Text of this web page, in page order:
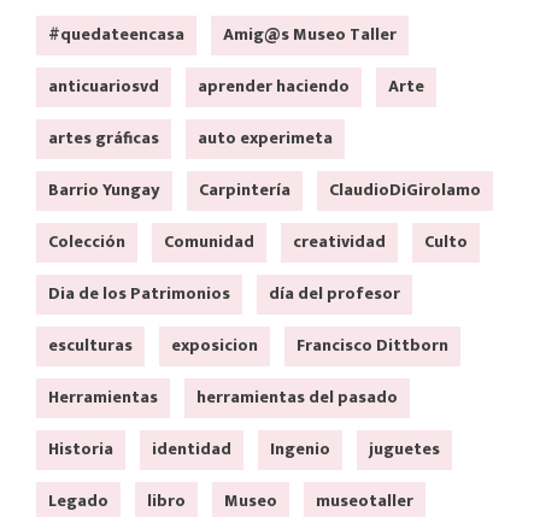
#quedateencasa
Amig@s Museo Taller
anticuariosvd
aprender haciendo
Arte
artes gráficas
auto experimeta
Barrio Yungay
Carpintería
ClaudioDiGirolamo
Colección
Comunidad creatividad
Culto
Dia de los Patrimonios
día del profesor
esculturas
exposicion
Francisco Dittborn
Herramientas
herramientas del pasado
Historia
identidad Ingenio
juguetes
Legado
libro Museo
museotaller